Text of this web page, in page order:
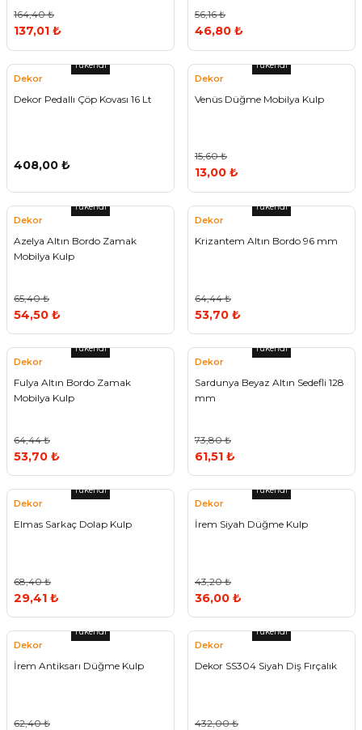
164,40 ₺
137,01 ₺
56,16 ₺
46,80 ₺
Tükendi
Dekor
Dekor Pedallı Çöp Kovası 16 Lt
408,00 ₺
Tükendi
Dekor
Venüs Düğme Mobilya Kulp
15,60 ₺
13,00 ₺
Tükendi
Dekor
Azelya Altın Bordo Zamak
Mobilya Kulp
65,40 ₺
54,50 ₺
Tükendi
Dekor
Krizantem Altın Bordo 96 mm
64,44 ₺
53,70 ₺
Tükendi
Dekor
Fulya Altın Bordo Zamak
Mobilya Kulp
64,44 ₺
53,70 ₺
Tükendi
Dekor
Sardunya Beyaz Altın Sedefli 128
mm
73,80 ₺
61,51 ₺
Tükendi
Dekor
Elmas Sarkaç Dolap Kulp
68,40 ₺
29,41 ₺
Tükendi
Dekor
İrem Siyah Düğme Kulp
43,20 ₺
36,00 ₺
Tükendi
Dekor
İrem Antiksarı Düğme Kulp
62,40 ₺
Tükendi
Dekor
Dekor SS304 Siyah Diş Fırçalık
432,00 ₺